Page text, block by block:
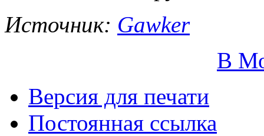
Источник: Gawker
В
Версия для печати
Постоянная ссылка